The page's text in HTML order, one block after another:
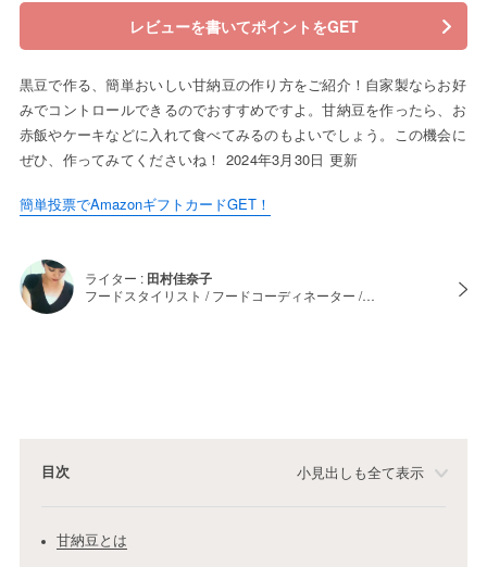
レビューを書いてポイントをGET
黒豆で作る、簡単おいしい甘納豆の作り方をご紹介！自家製ならお好
みでコントロールできるのでおすすめですよ。甘納豆を作ったら、お
赤飯やケーキなどに入れて食べてみるのもよいでしょう。この機会に
ぜひ、作ってみてくださいね！ 2024年3月30日 更新
簡単投票でAmazonギフトカードGET！
ライター : 田村佳奈子
フードスタイリスト / フードコーディネーター /…
目次 小見出しも全て表示
甘納豆とは